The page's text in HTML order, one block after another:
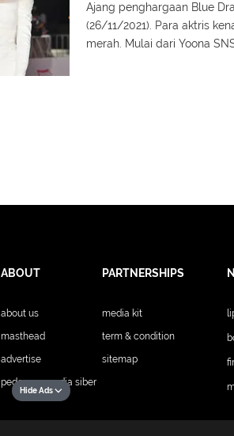
Ajang penghargaan Blue
(26/11/2021). Para aktris
merah. Mulai dari Yoona
ABOUT PARTNERSHIPS
about us media kit
masthead term & condition
advertise sitemap
pedoman media siber
Hide Ads